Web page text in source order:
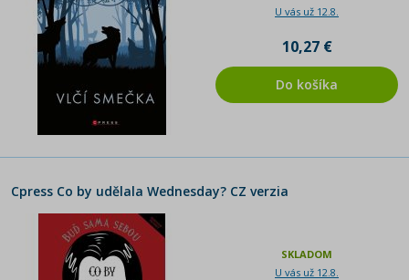
U vás už 12.8.
10,27 €
Do košíka
Cpress Co by udělala Wednesday? CZ verzia
SKLADOM
U vás už 12.8.